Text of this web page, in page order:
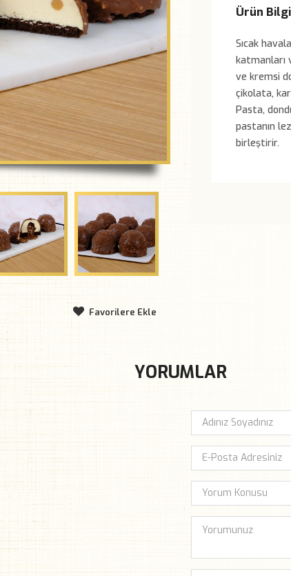
Favorilere Ekle
Ürün
Sıcak
katmanları
ve kremsi
çikolata,
Pasta,
pastanın
birleştirir.
YORUMLAR